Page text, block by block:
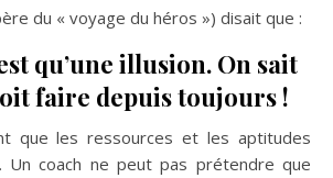
du « voyage du héros ») disait que :
qu’une illusion. On sait
faire depuis toujours !
que les ressources et les aptitudes
Un coach ne peut pas prétendre que